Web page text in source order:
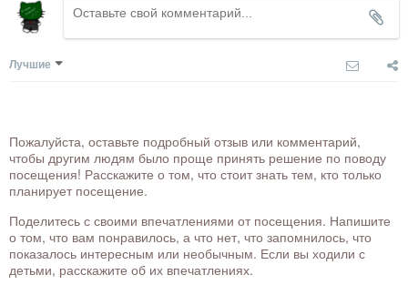
Лучшие
Пожалуйста, оставьте подробный отзыв или комментарий,
чтобы другим людям было проще принять решение по поводу
посещения! Расскажите о том, что стоит знать тем, кто только
планирует посещение.
Поделитесь с своими впечатлениями от посещения. Напишите
о том, что вам понравилось, а что нет, что запомнилось, что
показалось интересным или необычным. Если вы ходили с
детьми, расскажите об их впечатлениях.